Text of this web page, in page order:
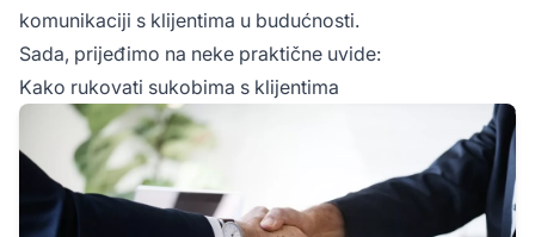
komunikaciji s klijentima u budućnosti.
Sada, prijeđimo na neke praktične uvide:
Kako rukovati sukobima s klijentima